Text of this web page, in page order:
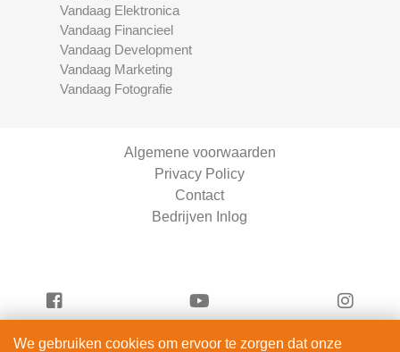
Vandaag Elektronica
Vandaag Financieel
Vandaag Development
Vandaag Marketing
Vandaag Fotografie
Algemene voorwaarden
Privacy Policy
Contact
Bedrijven Inlog
We gebruiken cookies om ervoor te zorgen dat onze